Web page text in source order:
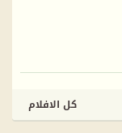
كل الافلام